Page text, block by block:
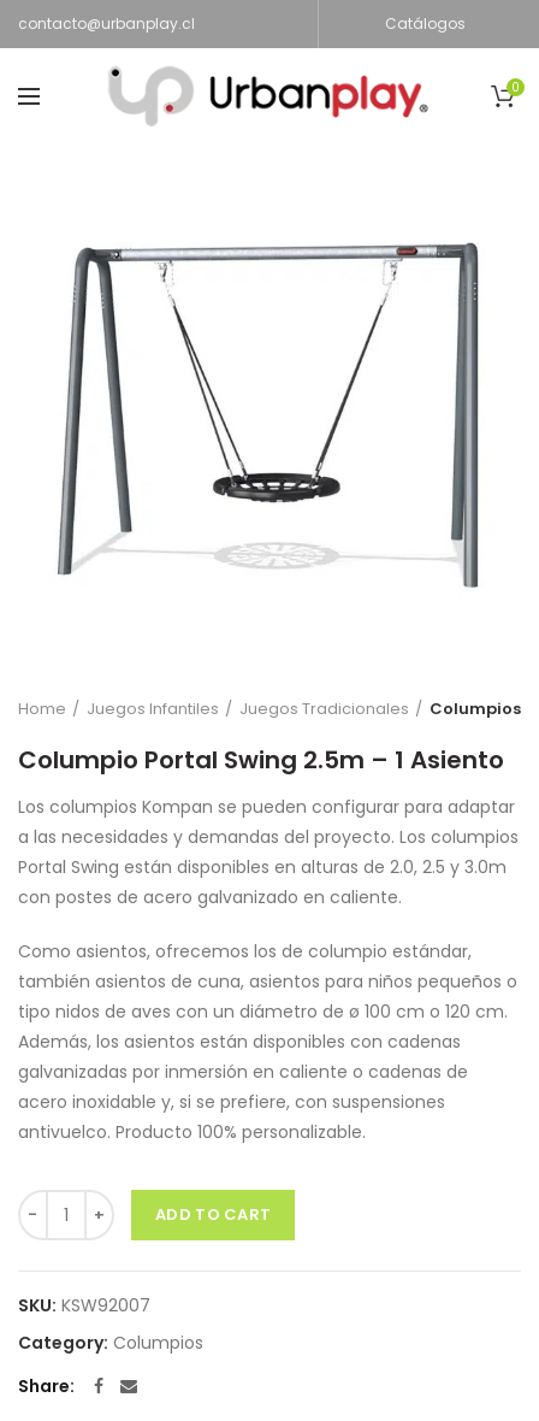
contacto@urbanplay.cl Catálogos
0
Home Juegos Infantiles Juegos Tradicionales Columpios
Columpio Portal Swing 2.5m – 1 Asiento
Los columpios Kompan se pueden configurar para adaptar
a las necesidades y demandas del proyecto. Los columpios
Portal Swing están disponibles en alturas de 2.0, 2.5 y 3.0m
con postes de acero galvanizado en caliente.
Como asientos, ofrecemos los de columpio estándar,
también asientos de cuna, asientos para niños pequeños o
tipo nidos de aves con un diámetro de ø 100 cm o 120 cm.
Además, los asientos están disponibles con cadenas
galvanizadas por inmersión en caliente o cadenas de
acero inoxidable y, si se prefiere, con suspensiones
antivuelco. Producto 100% personalizable.
Quantity
ADD TO CART
SKU: KSW92007
Category: Columpios
Share